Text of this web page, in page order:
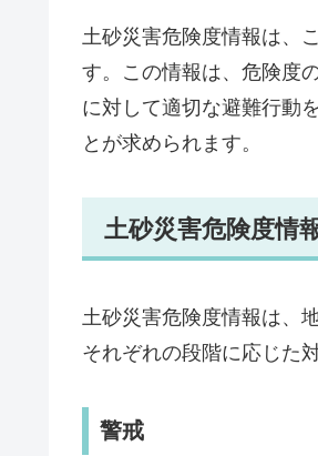
土砂災害危険度情報は、
す。この情報は、危険度
に対して適切な避難行動
とが求められます。
土砂災害危険度情
土砂災害危険度情報は、
それぞれの段階に応じた
警戒